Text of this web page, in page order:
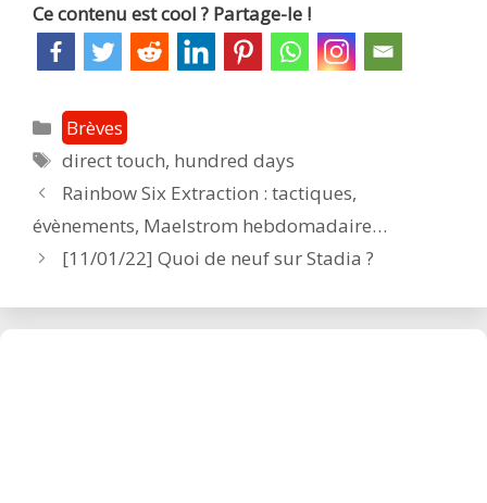
Ce contenu est cool ? Partage-le !
Catégories
Brèves
Étiquettes
direct touch, hundred days
Post
navigation
Rainbow Six Extraction : tactiques,
évènements, Maelstrom hebdomadaire…
[11/01/22] Quoi de neuf sur Stadia ?